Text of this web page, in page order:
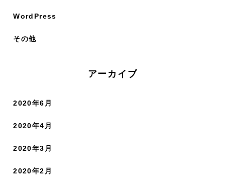
WordPress
その他
アーカイブ
2020年6月
2020年4月
2020年3月
2020年2月